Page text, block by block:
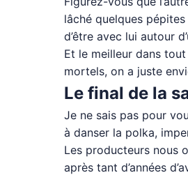
lâché quelques
d’être avec lui autour
Et le meilleur dans
mortels, on a juste
Le final de la
Je ne sais pas pour
à danser la polka,
Les producteurs nous
après tant d’années